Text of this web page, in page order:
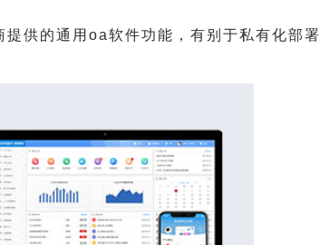
供的通用oa软件功能，有别于私有化部署